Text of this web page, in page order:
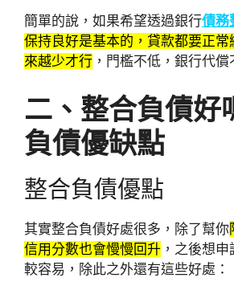
簡單的說，如果希望透過銀行債務
保持良好是基本的，貸款都要正常
來越少才行 ，門檻不低，銀行代償
二、整合負債好
負債優缺點
整合負債優點
其實整合負債好處很多，除了幫你
信用分數也會慢慢回升 ，之後想
較容易，除此之外還有這些好處：